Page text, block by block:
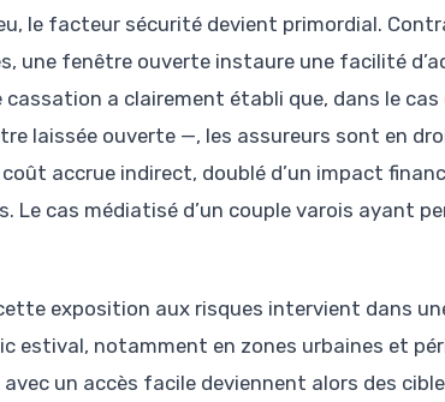
le facteur sécurité devient primordial.
une fenêtre ouverte instaure une facilité
cassation a clairement établi que, dans le
laissée ouverte —, les assureurs sont en
coût accrue indirect, doublé d’un impact
Le cas médiatisé d’un couple varois ayant
exposition aux risques intervient dans
estival, notamment en zones urbaines et
avec un accès facile deviennent alors des